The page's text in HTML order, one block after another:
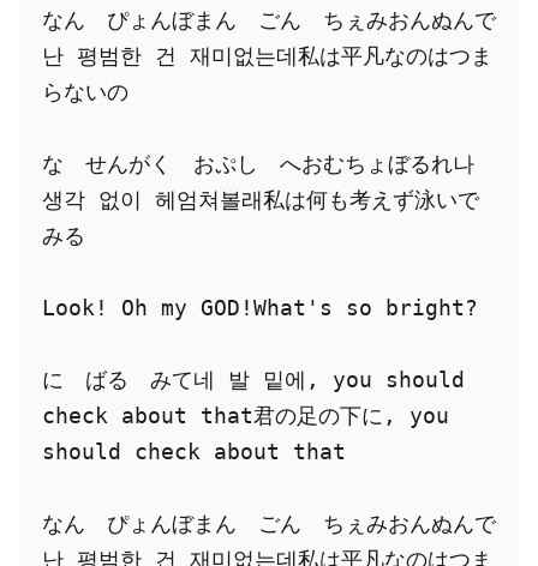
なん　ぴょんぼまん　ごん　ちぇみおんぬんで
난 평범한 건 재미없는데私は平凡なのはつま
らないの
な　せんがく　おぷし　へおむちょぼるれ나
생각 없이 헤엄쳐볼래私は何も考えず泳いで
みる
Look! Oh my GOD!What's so bright?
に　ばる　みて네 발 밑에, you should
check about that君の足の下に, you
should check about that
なん　ぴょんぼまん　ごん　ちぇみおんぬんで
난 평범한 건 재미없는데私は平凡なのはつま